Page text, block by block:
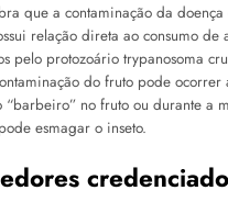
que a contaminação da
relação direta ao consumo de
pelo protozoário trypanosoma
do fruto pode ocorrer
“barbeiro” no fruto ou durante a
esmagar o inseto.